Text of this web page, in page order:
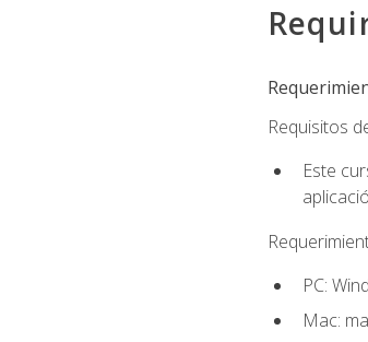
Requisitos
Este
PC:
Mac: